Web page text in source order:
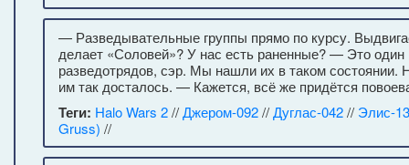
— Разведывательные группы прямо по курсу.
делает «Соловей»? У нас есть раненные? — Это один
разведотрядов, сэр. Мы нашли их в таком состоянии.
им так досталось. — Кажется, всё же придётся
Теги: Halo Wars 2//Джером-092//Дуглас-042// Элис-
Gruss) //